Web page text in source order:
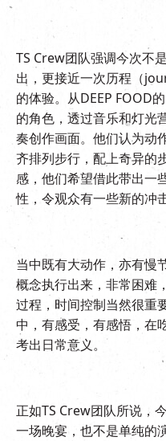
TS Crew团队强调今次不
出，更接近一次历程（
的体验。从DEEP FOOD
的角色，透过音乐和灯光
奏创作画面。他们认为动
齐排列步行，配上奇异的
感，他们希望借此带出一
性，令观众有一些新的冲击
当中既有大动作，亦有慢
概念执行出来，非常困难
过程，时间控制当然很重
中，有感受，有感悟，在
考出日常意义。
正如TS Crew团队所说，
一场晚宴，也不是单纯的